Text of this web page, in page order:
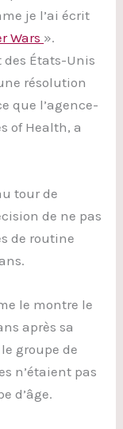
je l’ai écrit
Wars ».
des États-Unis
résolution
que l’agence-
of Health, a
tour de
de ne pas
de routine
le montre le
après sa
groupe de
n’étaient pas
d’âge.